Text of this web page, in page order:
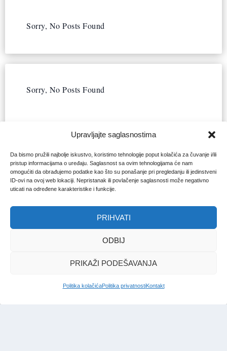
Upravljajte saglasnostima
Da bismo pružili najbolje iskustvo, koristimo tehnologije poput kolačića za čuvanje i/ili
pristup informacijama o uređaju. Saglasnost sa ovim tehnologijama će nam
omogućiti da obrađujemo podatke kao što su ponašanje pri pregledanju ili jedinstveni
ID-ovi na ovoj web lokaciji. Nepristanak ili povlačenje saglasnosti može negativno
uticati na određene karakteristike i funkcije.
PRIHVATI
ODBIJ
PRIKAŽI PODEŠAVANJA
Politika kolačićaPolitika privatnostiKontakt
Sorry, No Posts Found
Sorry, No Posts Found